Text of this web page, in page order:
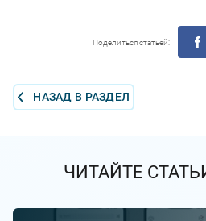
НАЗАД В РАЗДЕЛ
Поделиться статьей:
ЧИТАЙТЕ